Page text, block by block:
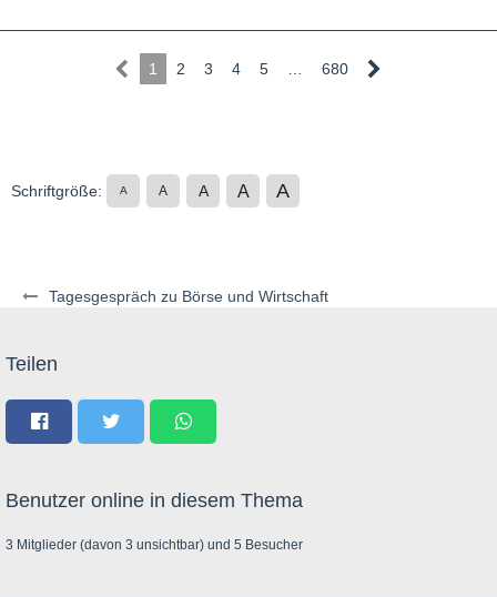
Tagesgespräch zu Börse und Wirtschaft
1 2 3 4 5 680
Schriftgröße: A A A A A
Teilen
Benutzer online in diesem Thema
3 Mitglieder (davon 3 unsichtbar) und 5 Besucher